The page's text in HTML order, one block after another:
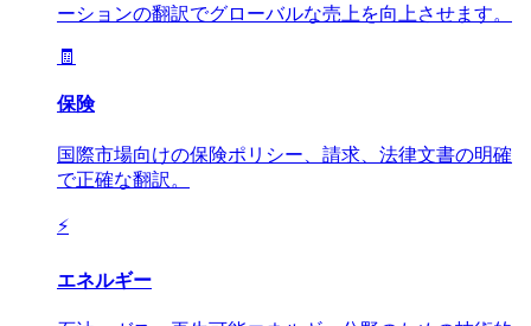
ーションの翻訳でグローバルな売上を向上させます。
🧾
保険
国際市場向けの保険ポリシー、請求、法律文書の明確
で正確な翻訳。
⚡
エネルギー